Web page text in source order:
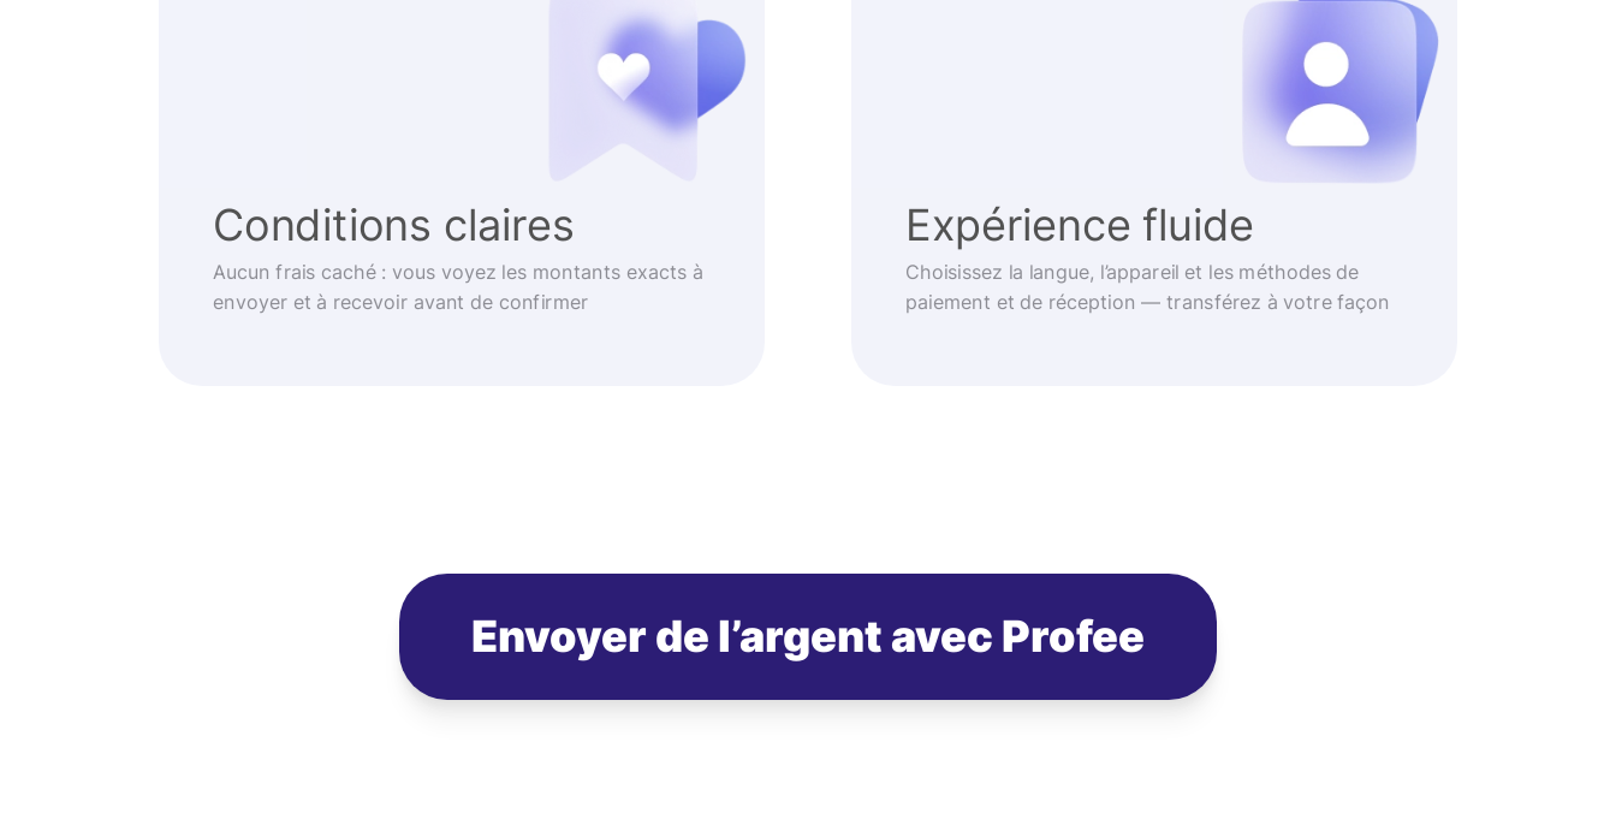
Conditions claires
Aucun frais caché : vous voyez les montants exacts à
envoyer et à recevoir avant de confirmer
Expérience fluide
Choisissez la langue, l’appareil et les méthodes de
paiement et de réception — transférez à votre façon
Envoyer de l’argent avec Profee